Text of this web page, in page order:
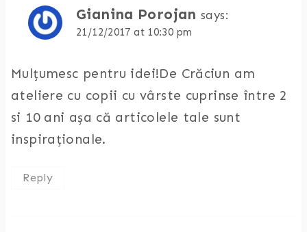
Gianina Porojan says:
21/12/2017 at 10:30 pm
Mulțumesc pentru idei!De Crăciun am
ateliere cu copii cu vârste cuprinse între 2
si 10 ani așa că articolele tale sunt
inspiraționale.
Reply